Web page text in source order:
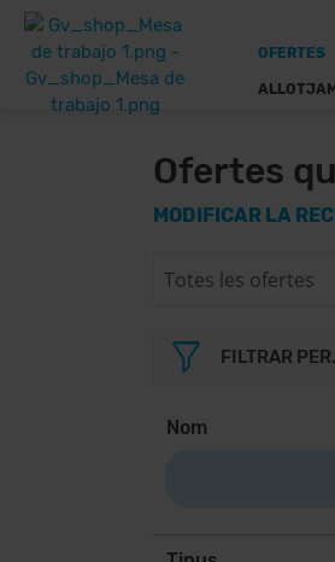
OFERTES
Ofertes
MODIFICAR LA
FILTRAR
Nom